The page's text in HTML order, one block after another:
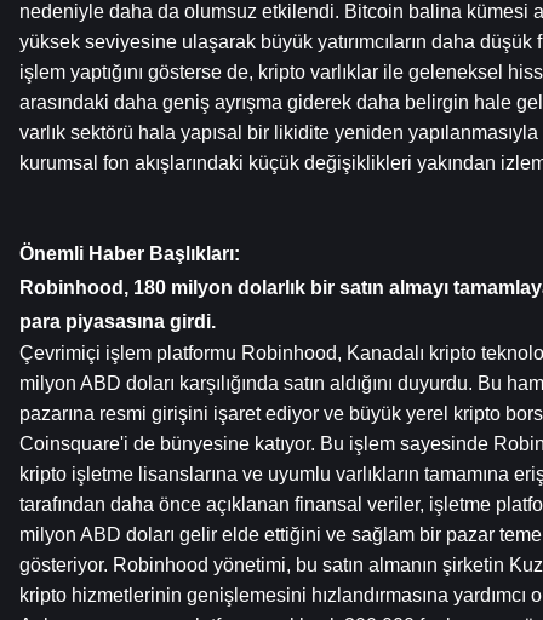
nedeniyle daha da olumsuz etkilendi. Bitcoin balina kümesi
yüksek seviyesine ulaşarak büyük yatırımcıların daha
işlem yaptığını gösterse de, kripto varlıklar ile geleneksel
arasındaki daha geniş ayrışma giderek daha belirgin hale
varlık sektörü hala yapısal bir likidite yeniden yapılanmasıyla
kurumsal fon akışlarındaki küçük değişiklikleri yakından
Önemli Haber Başlıkları:
Robinhood, 180 milyon dolarlık bir satın almayı
para piyasasına girdi.
Çevrimiçi işlem platformu Robinhood, Kanadalı kripto
milyon ABD doları karşılığında satın aldığını duyurdu. Bu
pazarına resmi girişini işaret ediyor ve büyük yerel kripto
Coinsquare'i de bünyesine katıyor. Bu işlem sayesinde
kripto işletme lisanslarına ve uyumlu varlıkların tamamına
tarafından daha önce açıklanan finansal veriler, işletme
milyon ABD doları gelir elde ettiğini ve sağlam bir pazar
gösteriyor. Robinhood yönetimi, bu satın almanın şirketin
kripto hizmetlerinin genişlemesini hızlandırmasına yardımcı